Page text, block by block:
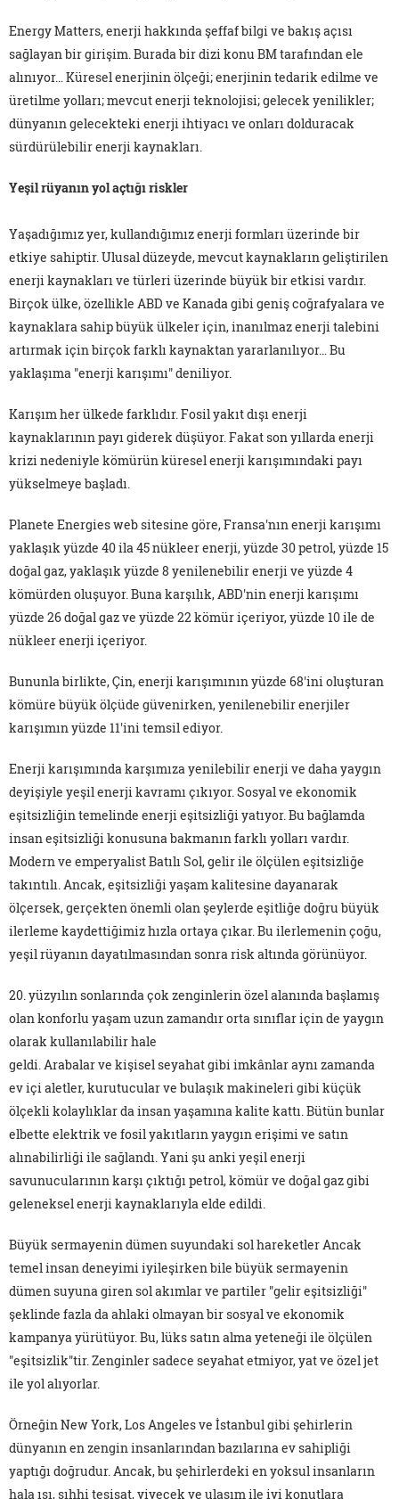
Energy Matters, enerji hakkında şeffaf bilgi ve bakış açısı
sağlayan bir girişim. Burada bir dizi konu BM tarafından ele
alınıyor… Küresel enerjinin ölçeği; enerjinin tedarik edilme ve
üretilme yolları; mevcut enerji teknolojisi; gelecek yenilikler;
dünyanın gelecekteki enerji ihtiyacı ve onları dolduracak
sürdürülebilir enerji kaynakları.
Yeşil rüyanın yol açtığı riskler
Yaşadığımız yer, kullandığımız enerji formları üzerinde bir
etkiye sahiptir. Ulusal düzeyde, mevcut kaynakların geliştirilen
enerji kaynakları ve türleri üzerinde büyük bir etkisi vardır.
Birçok ülke, özellikle ABD ve Kanada gibi geniş coğrafyalara ve
kaynaklara sahip büyük ülkeler için, inanılmaz enerji talebini
artırmak için birçok farklı kaynaktan yararlanılıyor… Bu
yaklaşıma "enerji karışımı" deniliyor.
Karışım her ülkede farklıdır. Fosil yakıt dışı enerji
kaynaklarının payı giderek düşüyor. Fakat son yıllarda enerji
krizi nedeniyle kömürün küresel enerji karışımındaki payı
yükselmeye başladı.
Planete Energies web sitesine göre, Fransa'nın enerji karışımı
yaklaşık yüzde 40 ila 45 nükleer enerji, yüzde 30 petrol, yüzde 15
doğal gaz, yaklaşık yüzde 8 yenilenebilir enerji ve yüzde 4
kömürden oluşuyor. Buna karşılık, ABD'nin enerji karışımı
yüzde 26 doğal gaz ve yüzde 22 kömür içeriyor, yüzde 10 ile de
nükleer enerji içeriyor.
Bununla birlikte, Çin, enerji karışımının yüzde 68'ini oluşturan
kömüre büyük ölçüde güvenirken, yenilenebilir enerjiler
karışımın yüzde 11'ini temsil ediyor.
Enerji karışımında karşımıza yenilebilir enerji ve daha yaygın
deyişiyle yeşil enerji kavramı çıkıyor. Sosyal ve ekonomik
eşitsizliğin temelinde enerji eşitsizliği yatıyor. Bu bağlamda
insan eşitsizliği konusuna bakmanın farklı yolları vardır.
Modern ve emperyalist Batılı Sol, gelir ile ölçülen eşitsizliğe
takıntılı. Ancak, eşitsizliği yaşam kalitesine dayanarak
ölçersek, gerçekten önemli olan şeylerde eşitliğe doğru büyük
ilerleme kaydettiğimiz hızla ortaya çıkar. Bu ilerlemenin çoğu,
yeşil rüyanın dayatılmasından sonra risk altında görünüyor.
20. yüzyılın sonlarında çok zenginlerin özel alanında başlamış
olan konforlu yaşam uzun zamandır orta sınıflar için de yaygın
olarak kullanılabilir hale
geldi. Arabalar ve kişisel seyahat gibi imkânlar aynı zamanda
ev içi aletler, kurutucular ve bulaşık makineleri gibi küçük
ölçekli kolaylıklar da insan yaşamına kalite kattı. Bütün bunlar
elbette elektrik ve fosil yakıtların yaygın erişimi ve satın
alınabilirliği ile sağlandı. Yani şu anki yeşil enerji
savunucularının karşı çıktığı petrol, kömür ve doğal gaz gibi
geleneksel enerji kaynaklarıyla elde edildi.
Büyük sermayenin dümen suyundaki sol hareketler Ancak
temel insan deneyimi iyileşirken bile büyük sermayenin
dümen suyuna giren sol akımlar ve partiler "gelir eşitsizliği"
şeklinde fazla da ahlaki olmayan bir sosyal ve ekonomik
kampanya yürütüyor. Bu, lüks satın alma yeteneği ile ölçülen
"eşitsizlik"tir. Zenginler sadece seyahat etmiyor, yat ve özel jet
ile yol alıyorlar.
Örneğin New York, Los Angeles ve İstanbul gibi şehirlerin
dünyanın en zengin insanlarından bazılarına ev sahipliği
yaptığı doğrudur. Ancak, bu şehirlerdeki en yoksul insanların
hala ısı, sıhhi tesisat, yiyecek ve ulaşım ile iyi konutlara